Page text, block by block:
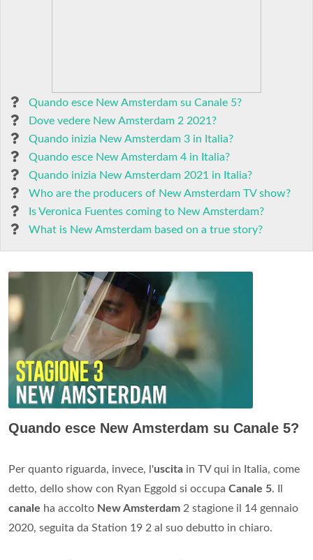
Quando esce New Amsterdam su Canale 5?
Dove vedere New Amsterdam 2 2021?
Quando inizia New Amsterdam 3 in Italia?
Quando esce New Amsterdam 4 in Italia?
Quando inizia New Amsterdam 2021 in Italia?
Who are the producers of New Amsterdam TV show?
Is Veronica Fuentes coming to New Amsterdam?
What is New Amsterdam based on a true story?
Quando esce New Amsterdam su Canale 5?
Per quanto riguarda, invece, l'uscita in TV qui in Italia, come
detto, dello show con Ryan Eggold si occupa Canale 5. Il
canale ha accolto New Amsterdam 2 stagione il 14 gennaio
2020, seguita da Station 19 2 al suo debutto in chiaro.